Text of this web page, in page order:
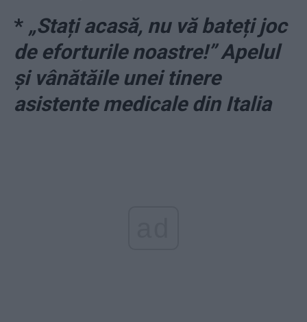
* „Stați acasă, nu vă bateți joc
de eforturile noastre!” Apelul
și vânătăile unei tinere
asistente medicale din Italia